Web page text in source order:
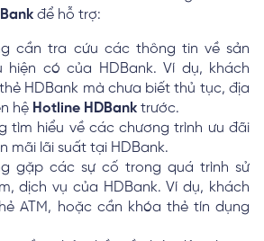
để hỗ trợ:
cần tra cứu các thông tin về sản
hiện có của HDBank. Ví dụ, khách
HDBank mà chưa biết thủ tục, địa
hệ Hotline HDBank trước.
tìm hiểu về các chương trình ưu đãi
mãi lãi suất tại HDBank.
gặp các sự cố trong quá trình sử
dịch vụ của HDBank. Ví dụ, khách
ATM, hoặc cần khóa thẻ tín dụng